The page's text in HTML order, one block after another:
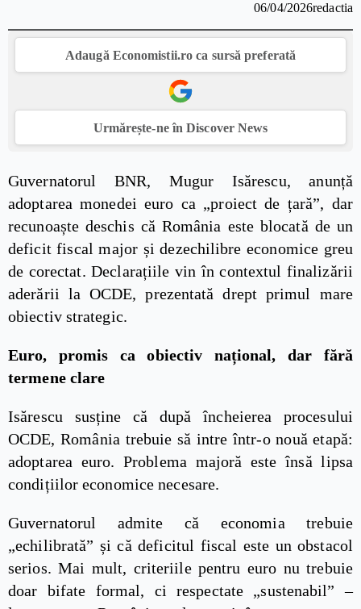
06/04/2026redactia
Adaugă Economistii.ro ca sursă preferată
Urmărește-ne în Discover News
Guvernatorul BNR, Mugur Isărescu, anunță
adoptarea monedei euro ca „proiect de țară”, dar
recunoaște deschis că România este blocată de un
deficit fiscal major și dezechilibre economice greu
de corectat. Declarațiile vin în contextul finalizării
aderării la OCDE, prezentată drept primul mare
obiectiv strategic.
Euro, promis ca obiectiv național, dar fără
termene clare
Isărescu susține că după încheierea procesului
OCDE, România trebuie să intre într-o nouă etapă:
adoptarea euro. Problema majoră este însă lipsa
condițiilor economice necesare.
Guvernatorul admite că economia trebuie
„echilibrată” și că deficitul fiscal este un obstacol
serios. Mai mult, criteriile pentru euro nu trebuie
doar bifate formal, ci respectate „sustenabil” –